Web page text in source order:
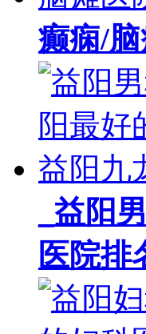
癫痫/
_益阳
医院排